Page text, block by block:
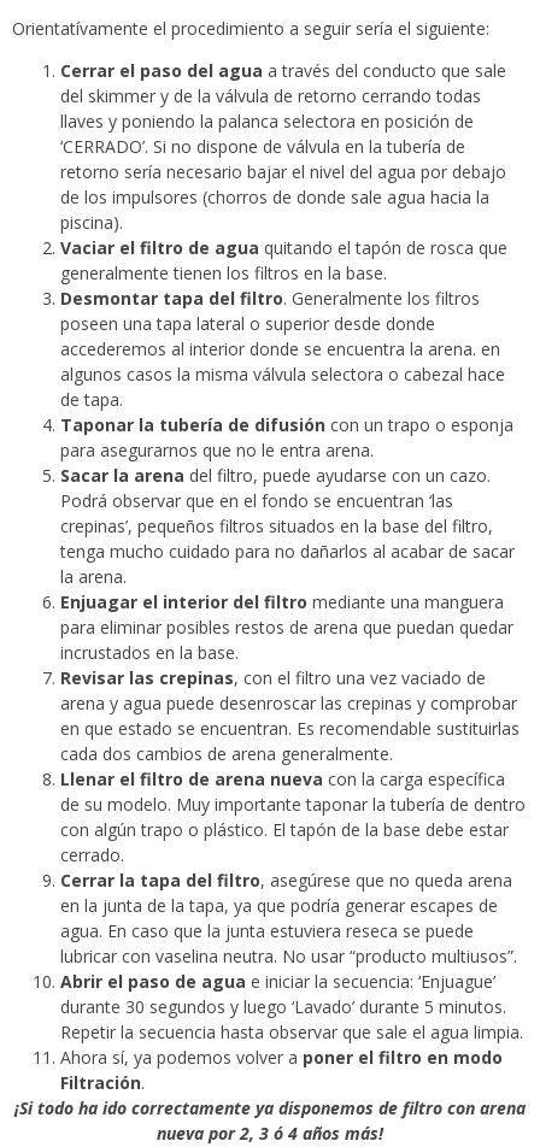
Orientatívamente el procedimiento a seguir sería el siguiente:
Cerrar el paso del agua a través del conducto que sale
del skimmer y de la válvula de retorno cerrando todas
llaves y poniendo la palanca selectora en posición de
‘CERRADO’. Si no dispone de válvula en la tubería de
retorno sería necesario bajar el nivel del agua por debajo
de los impulsores (chorros de donde sale agua hacia la
piscina).
Vaciar el filtro de agua quitando el tapón de rosca que
generalmente tienen los filtros en la base.
Desmontar tapa del filtro. Generalmente los filtros
poseen una tapa lateral o superior desde donde
accederemos al interior donde se encuentra la arena. en
algunos casos la misma válvula selectora o cabezal hace
de tapa.
Taponar la tubería de difusión con un trapo o esponja
para asegurarnos que no le entra arena.
Sacar la arena del filtro, puede ayudarse con un cazo.
Podrá observar que en el fondo se encuentran ‘las
crepinas’, pequeños filtros situados en la base del filtro,
tenga mucho cuidado para no dañarlos al acabar de sacar
la arena.
Enjuagar el interior del filtro mediante una manguera
para eliminar posibles restos de arena que puedan quedar
incrustados en la base.
Revisar las crepinas, con el filtro una vez vaciado de
arena y agua puede desenroscar las crepinas y comprobar
en que estado se encuentran. Es recomendable sustituirlas
cada dos cambios de arena generalmente.
Llenar el filtro de arena nueva con la carga específica
de su modelo. Muy importante taponar la tubería de dentro
con algún trapo o plástico. El tapón de la base debe estar
cerrado.
Cerrar la tapa del filtro, asegúrese que no queda arena
en la junta de la tapa, ya que podría generar escapes de
agua. En caso que la junta estuviera reseca se puede
lubricar con vaselina neutra. No usar “producto multiusos”.
Abrir el paso de agua e iniciar la secuencia: ‘Enjuague’
durante 30 segundos y luego ‘Lavado’ durante 5 minutos.
Repetir la secuencia hasta observar que sale el agua limpia.
Ahora sí, ya podemos volver a poner el filtro en modo
Filtración.
¡Si todo ha ido correctamente ya disponemos de filtro con arena
nueva por 2, 3 ó 4 años más!